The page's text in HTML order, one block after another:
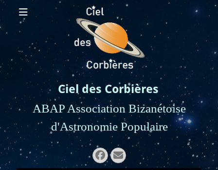
Ciel des Corbières
ABAP Association Bizanétoise
d'Astronomie Populaire
Rechercher :
Facebook
E-
mail